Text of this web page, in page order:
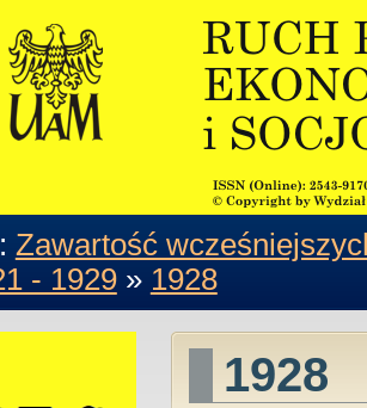
Zawartość
- 1929» 1928
1928